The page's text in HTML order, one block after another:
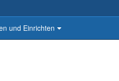
und Einrichten